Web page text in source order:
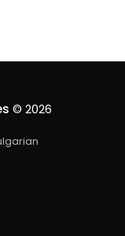
© 2026